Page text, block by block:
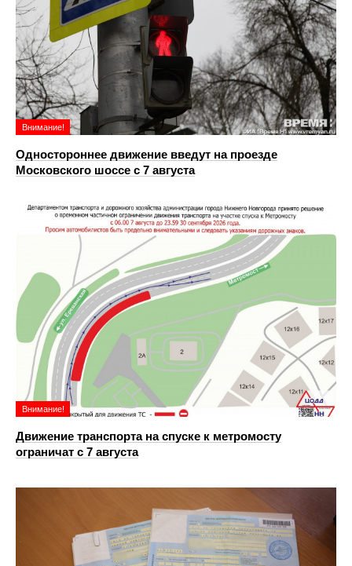
Внимание!
Одностороннее движение введут на проезде
Московского шоссе с 7 августа
Внимание!
Движение транспорта на спуске к метромосту
ограничат с 7 августа